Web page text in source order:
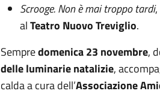
Scrooge. Non è mai troppo tardi
alTeatro Nuovo Treviglio.
Sempredomenica 23 novembre,
delle luminarie natalizie,
calda a cura dell’Associazione